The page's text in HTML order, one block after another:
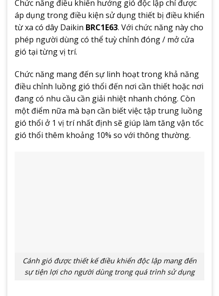
Chức năng điều khiển hướng gió độc lập chỉ được
áp dụng trong điều kiện sử dụng thiết bị điều khiển
từ xa có dây Daikin BRC1E63. Với chức năng này cho
phép người dùng có thể tuỳ chỉnh đóng / mở cửa
gió tại từng vị trí.
Chức năng mang đến sự linh hoạt trong khả năng
điều chỉnh luồng gió thổi đến nơi cần thiết hoặc nơi
đang có nhu cầu cần giải nhiệt nhanh chóng. Còn
một điểm nữa mà bạn cần biết việc tập trung luồng
gió thổi ở 1 vị trí nhất định sẽ giúp làm tăng vận tốc
gió thổi thêm khoảng 10% so với thông thường.
Cánh gió được thiết kế điều khiển độc lập mang đến
sự tiện lợi cho người dùng trong quá trình sử dụng